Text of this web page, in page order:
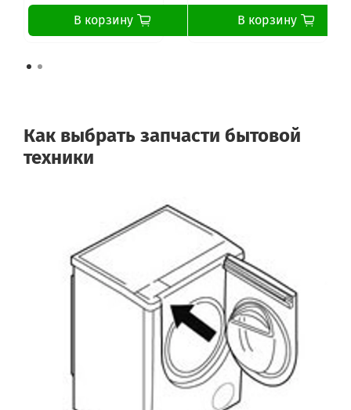
В корзину В корзину
Как выбрать запчасти бытовой
техники